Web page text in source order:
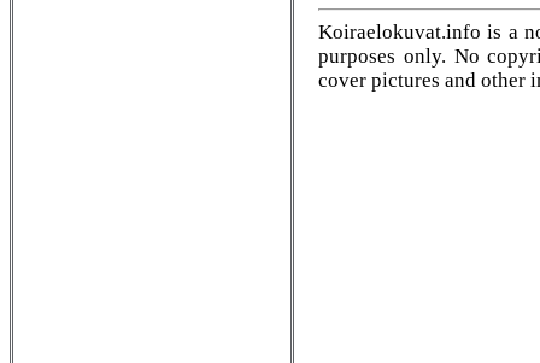
Koiraelokuvat.info is a
purposes only. No
cover pictures and other